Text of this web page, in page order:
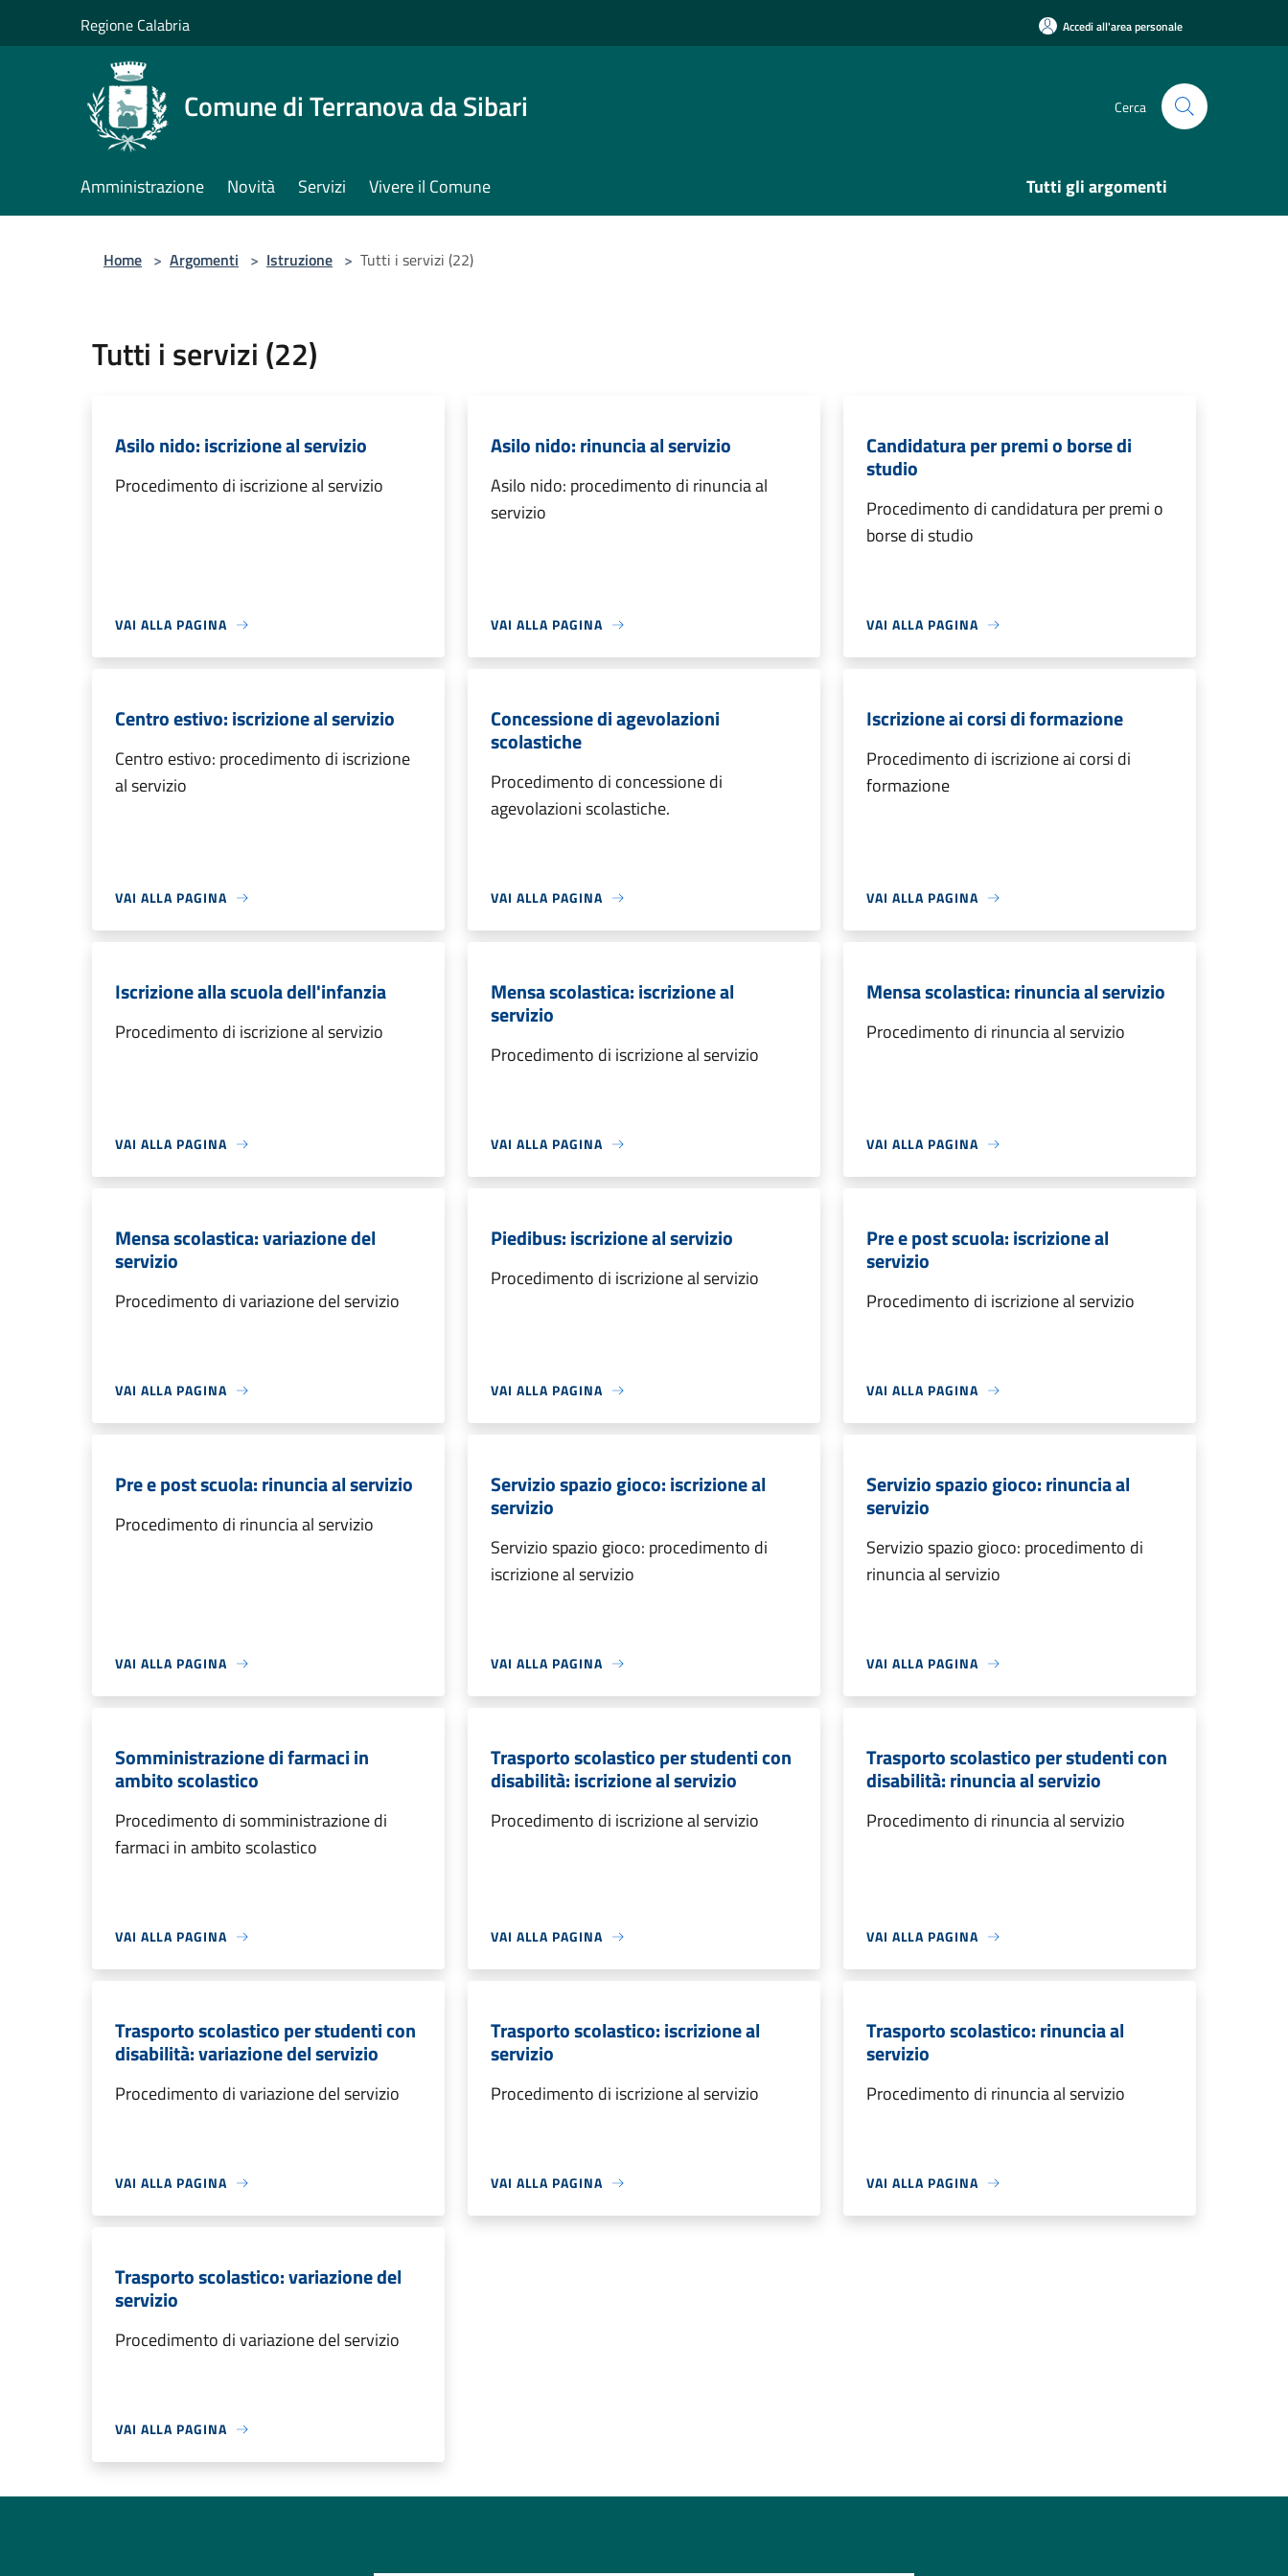
Regione Calabria Accedi all'area personale
Comune di Terranova da Sibari Cerca
Amministrazione Novità Servizi Vivere il Comune Tutti gli argomenti
Home > Argomenti > Istruzione > Tutti i servizi (22)
Tutti i servizi (22)
Asilo nido: iscrizione al servizio
Procedimento di iscrizione al servizio
VAI ALLA PAGINA
Asilo nido: rinuncia al servizio
Asilo nido: procedimento di rinuncia al
servizio
VAI ALLA PAGINA
Candidatura per premi o borse di
studio
Procedimento di candidatura per premi o
borse di studio
VAI ALLA PAGINA
Centro estivo: iscrizione al servizio
Centro estivo: procedimento di iscrizione
al servizio
VAI ALLA PAGINA
Concessione di agevolazioni
scolastiche
Procedimento di concessione di
agevolazioni scolastiche.
VAI ALLA PAGINA
Iscrizione ai corsi di formazione
Procedimento di iscrizione ai corsi di
formazione
VAI ALLA PAGINA
Iscrizione alla scuola dell'infanzia
Procedimento di iscrizione al servizio
VAI ALLA PAGINA
Mensa scolastica: iscrizione al
servizio
Procedimento di iscrizione al servizio
VAI ALLA PAGINA
Mensa scolastica: rinuncia al servizio
Procedimento di rinuncia al servizio
VAI ALLA PAGINA
Mensa scolastica: variazione del
servizio
Procedimento di variazione del servizio
VAI ALLA PAGINA
Piedibus: iscrizione al servizio
Procedimento di iscrizione al servizio
VAI ALLA PAGINA
Pre e post scuola: iscrizione al
servizio
Procedimento di iscrizione al servizio
VAI ALLA PAGINA
Pre e post scuola: rinuncia al servizio
Procedimento di rinuncia al servizio
VAI ALLA PAGINA
Servizio spazio gioco: iscrizione al
servizio
Servizio spazio gioco: procedimento di
iscrizione al servizio
VAI ALLA PAGINA
Servizio spazio gioco: rinuncia al
servizio
Servizio spazio gioco: procedimento di
rinuncia al servizio
VAI ALLA PAGINA
Somministrazione di farmaci in
ambito scolastico
Procedimento di somministrazione di
farmaci in ambito scolastico
VAI ALLA PAGINA
Trasporto scolastico per studenti con
disabilità: iscrizione al servizio
Procedimento di iscrizione al servizio
VAI ALLA PAGINA
Trasporto scolastico per studenti con
disabilità: rinuncia al servizio
Procedimento di rinuncia al servizio
VAI ALLA PAGINA
Trasporto scolastico per studenti con
disabilità: variazione del servizio
Procedimento di variazione del servizio
VAI ALLA PAGINA
Trasporto scolastico: iscrizione al
servizio
Procedimento di iscrizione al servizio
VAI ALLA PAGINA
Trasporto scolastico: rinuncia al
servizio
Procedimento di rinuncia al servizio
VAI ALLA PAGINA
Trasporto scolastico: variazione del
servizio
Procedimento di variazione del servizio
VAI ALLA PAGINA